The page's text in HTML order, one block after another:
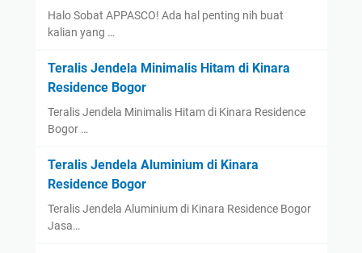
Halo Sobat APPASCO! Ada hal penting nih buat
kalian yang …
Teralis Jendela Minimalis Hitam di Kinara
Residence Bogor
Teralis Jendela Minimalis Hitam di Kinara Residence
Bogor …
Teralis Jendela Aluminium di Kinara
Residence Bogor
Teralis Jendela Aluminium di Kinara Residence Bogor
Jasa…